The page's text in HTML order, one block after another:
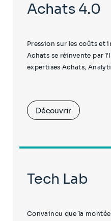
Achats 4.0
Pression sur les coûts et
Achats se réinvente par
expertises Achats,
Découvrir
Tech Lab
Convaincu que la